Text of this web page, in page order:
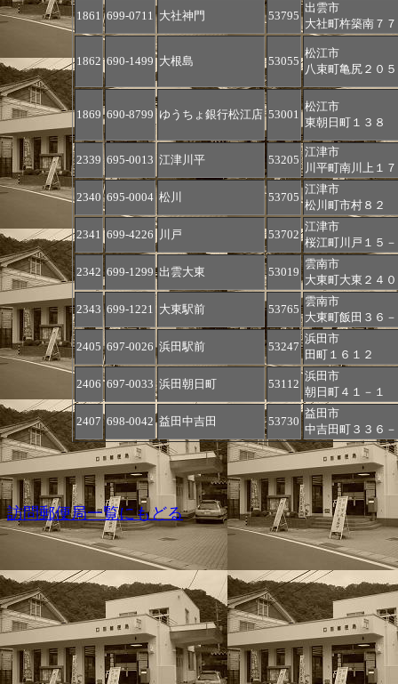
1861 699-0711 大社神門 53795
出雲市
大社町杵築南７
1862 690-1499 大根島 53055
松江市
八束町亀尻２０５
1869 690-8799 ゆうちょ銀行松江店 53001
松江市
東朝日町１３８
2339 695-0013 江津川平 53205
江津市
川平町南川上１
2340 695-0004 松川 53705
江津市
松川町市村８２
2341 699-4226 川戸 53702
江津市
桜江町川戸１５
2342 699-1299 出雲大東 53019
雲南市
大東町大東２４
2343 699-1221 大東駅前 53765
雲南市
大東町飯田３６
2405 697-0026 浜田駅前 53247
浜田市
田町１６１２
2406 697-0033 浜田朝日町 53112
浜田市
朝日町４１－１
2407 698-0042 益田中吉田 53730
益田市
中吉田町３３６
訪問郵便局一覧にもどる